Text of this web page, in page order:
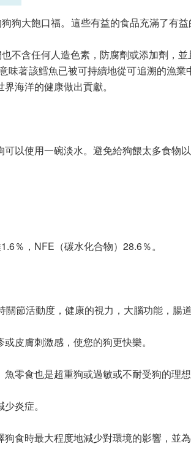
狗大飽口福。這些有益的食品充滿了有
含任何人造色素，防腐劑或添加劑，並
著該鱈魚已被可持續地從可追溯的漁
海洋的健康做出貢獻。
以使用一碗淡水。避免給狗餵太多食物以
％，NFE（碳水化合物）28.6％。
節活動度，健康的視力，大腦功能，腸
皮膚刺激感，使您的狗更快樂。
零食也是超重狗或過敏或不耐受狗的理想
炎症。
食時最大程度地減少對環境的影響，並為